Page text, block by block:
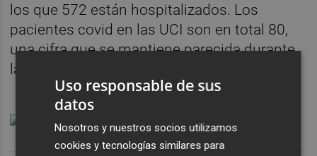
los que 572 están hospitalizados. Los
pacientes covid en las UCI son en total 80,
una cifra que se mantiene parecida durante
las últimas semanas.
Uso responsable de sus
datos
Nosotros y nuestros socios utilizamos
cookies y tecnologías similares para